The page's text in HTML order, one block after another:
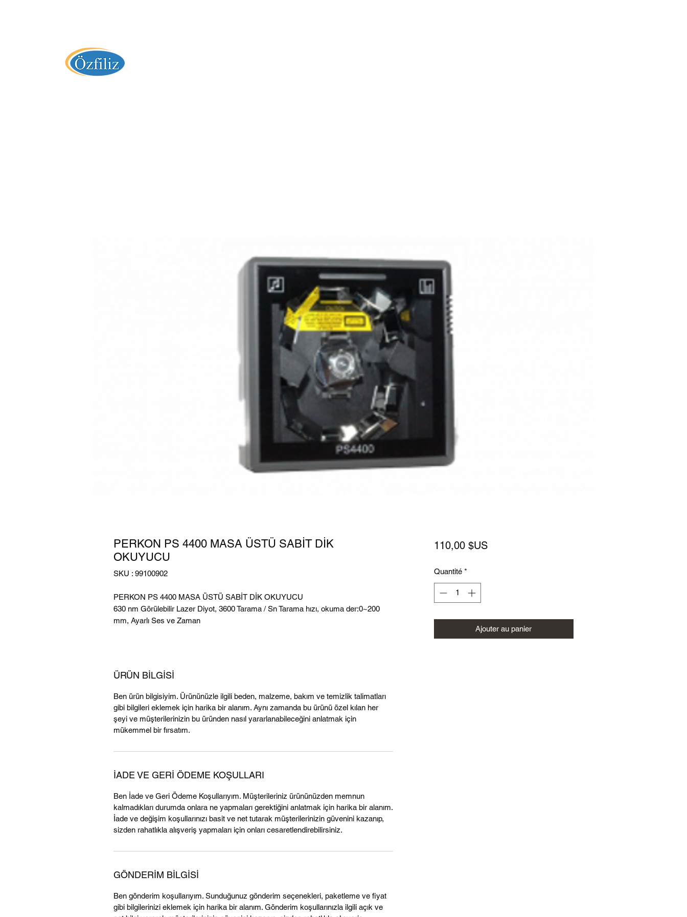
PERKON PS 4400 MASA ÜSTÜ SABİT DİK
OKUYUCU
SKU : 99100902
PERKON PS 4400 MASA ÜSTÜ SABİT DİK OKUYUCU
630 nm Görülebilir Lazer Diyot, 3600 Tarama / Sn Tarama hızı, okuma der:0~200
mm, Ayarlı Ses ve Zaman
ÜRÜN BİLGİSİ
Ben ürün bilgisiyim. Ürününüzle ilgili beden, malzeme, bakım ve temizlik talimatları
gibi bilgileri eklemek için harika bir alanım. Aynı zamanda bu ürünü özel kılan her
şeyi ve müşterilerinizin bu üründen nasıl yararlanabileceğini anlatmak için
mükemmel bir fırsatım.
İADE VE GERİ ÖDEME KOŞULLARI
Ben İade ve Geri Ödeme Koşullarıyım. Müşterileriniz ürününüzden memnun
kalmadıkları durumda onlara ne yapmaları gerektiğini anlatmak için harika bir alanım.
İade ve değişim koşullarınızı basit ve net tutarak müşterilerinizin güvenini kazanıp,
sizden rahatlıkla alışveriş yapmaları için onları cesaretlendirebilirsiniz.
GÖNDERİM BİLGİSİ
Ben gönderim koşullarıyım. Sunduğunuz gönderim seçenekleri, paketleme ve fiyat
gibi bilgilerinizi eklemek için harika bir alanım. Gönderim koşullarınızla ilgili açık ve
110,00 $USPrix
Quantité *
Ajouter au panier